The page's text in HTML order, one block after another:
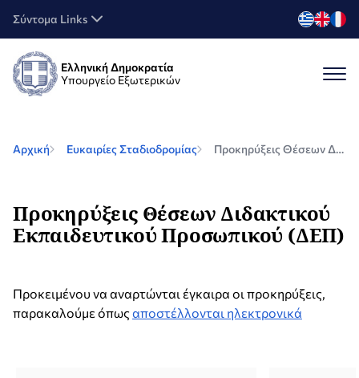
Σύντομα Links
Ελληνική Δημοκρατία
Υπουργείο Εξωτερικών
Αρχική Ευκαιρίες Σταδιοδρομίας Προκηρύξεις Θέσεων Διδακτικού Εκπαιδευτικού Προσωπικού (ΔΕΠ)
Προκηρύξεις Θέσεων Διδακτικού
Εκπαιδευτικού Προσωπικού (ΔΕΠ)
Προκειμένου να αναρτώνται έγκαιρα οι προκηρύξεις,
παρακαλούμε όπως αποστέλλονται ηλεκτρονικά